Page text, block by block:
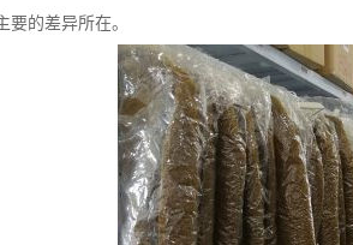
要的差异所在。